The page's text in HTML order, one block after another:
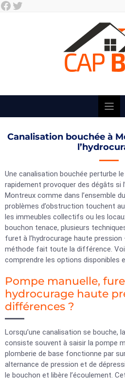
Skip
Facebook Twitter
Canalisation bouchée à
Une canalisation bouchée perturbe
rapidement provoquer des dégâts si
Montreux comme dans l’ensemble
problèmes d’obstruction touchent
les immeubles collectifs ou les
bouchon tenace, plusieurs
furet à l’hydrocurage haute
méthode fait toute la différence.
comprendre les options disponibles
Pompe manuelle,
hydrocurage haute
différences ?
Lorsqu’une canalisation se bouche,
consiste souvent à saisir la pompe
plomberie de base fonctionne par
alternance de pression et de
le bouchon et libère l’écoulement.